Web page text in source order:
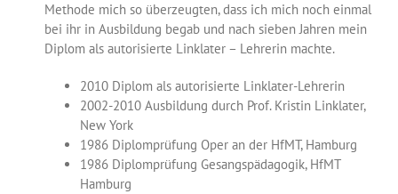
Methode mich so überzeugten, dass ich mich noch einmal
bei ihr in Ausbildung begab und nach sieben Jahren mein
Diplom als autorisierte Linklater – Lehrerin machte.
2010 Diplom als autorisierte Linklater-Lehrerin
2002-2010 Ausbildung durch Prof. Kristin Linklater,
New York
1986 Diplomprüfung Oper an der HfMT, Hamburg
1986 Diplomprüfung Gesangspädagogik, HfMT
Hamburg